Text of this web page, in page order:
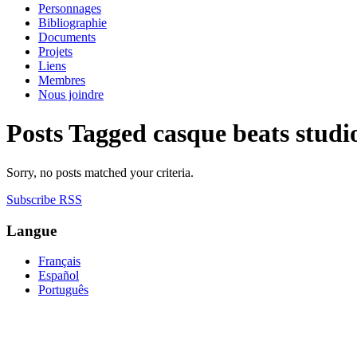
Personnages
Bibliographie
Documents
Projets
Liens
Membres
Nous joindre
Posts Tagged casque beats
Sorry, no posts matched your criteria.
Subscribe RSS
Langue
Français
Español
Português